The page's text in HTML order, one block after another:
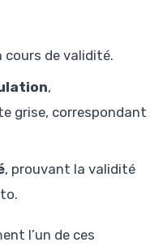
cours de validité.
,
grise, correspondant
, prouvant la validité
l’un de ces